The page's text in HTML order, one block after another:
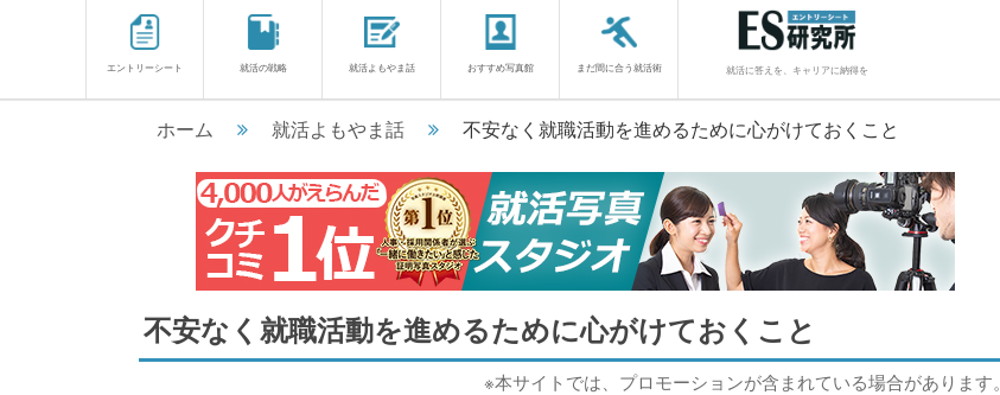
エントリーシート 就活の戦略 就活よもやま話 おすすめ写真館 まだ間に合う就活術 就活に答えを、キャリアに納得を
ホーム 就活よもやま話 不安なく就職活動を進めるために心がけておくこと
不安なく就職活動を進めるために心がけておくこと
※本サイトでは、プロモーションが含まれている場合があります。